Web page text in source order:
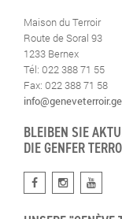
Maison du Terroir
Route de Soral 93
1233 Bernex
Tél: 022 388 71 55
Fax: 022 388 71 58
BLEIBEN SIE
DIE GENFER